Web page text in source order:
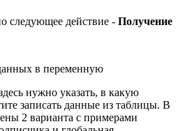
следующее действие - Получение
в переменную
нужно указать, в какую
записать данные из таблицы. В
2 варианта с примерами